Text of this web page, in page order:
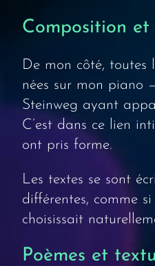
Composition et
De mon côté, toutes
nées sur mon piano
Steinweg ayant
C’est dans ce lien
ont pris forme.
Les textes se sont
différentes, comme
choisissait
Poèmes et